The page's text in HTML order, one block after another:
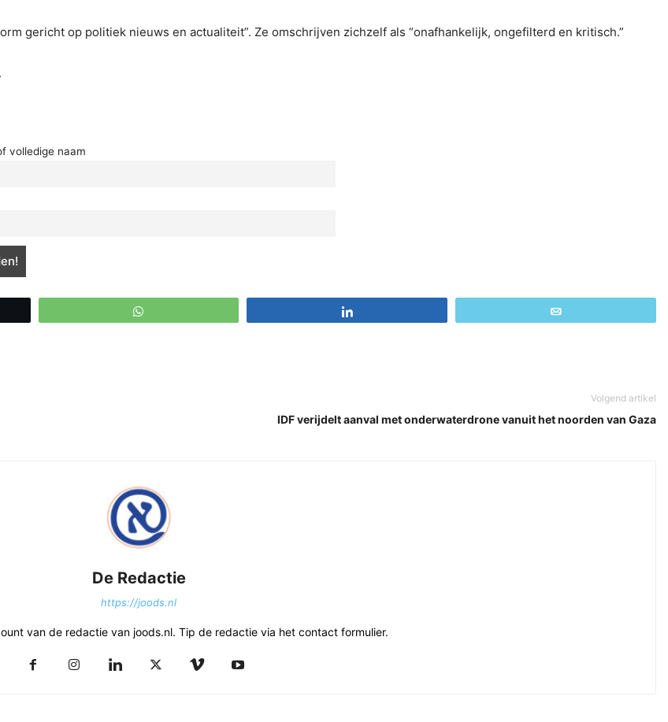
gericht op politiek nieuws en actualiteit”. Ze omschrijven zichzelf als “onafhankelijk, ongefilterd en kritisch.”
volledige naam
Volgend artikel
IDF verijdelt aanval met onderwaterdrone vanuit het noorden van Gaza
De Redactie
https://joods.nl
van de redactie van joods.nl. Tip de redactie via het contact formulier.